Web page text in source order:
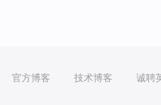
官方博客 技术博客 诚聘